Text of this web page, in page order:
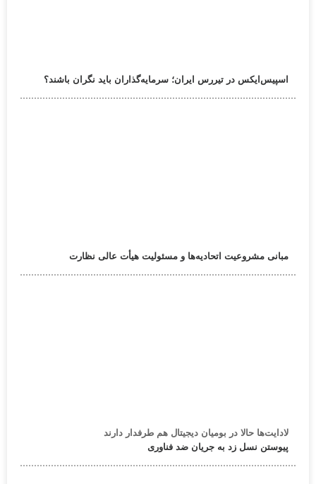
اسپیس‌ایکس در تیررس ایران؛ سرمایه‌گذاران باید نگران باشند؟
مبانی مشروعیت اتحادیه‌ها و مسئولیت هیأت عالی نظارت
لادایت‌ها حالا در بومیان دیجیتال هم طرفدار دارند
پیوستن نسل زد به جریان ضد فناوری